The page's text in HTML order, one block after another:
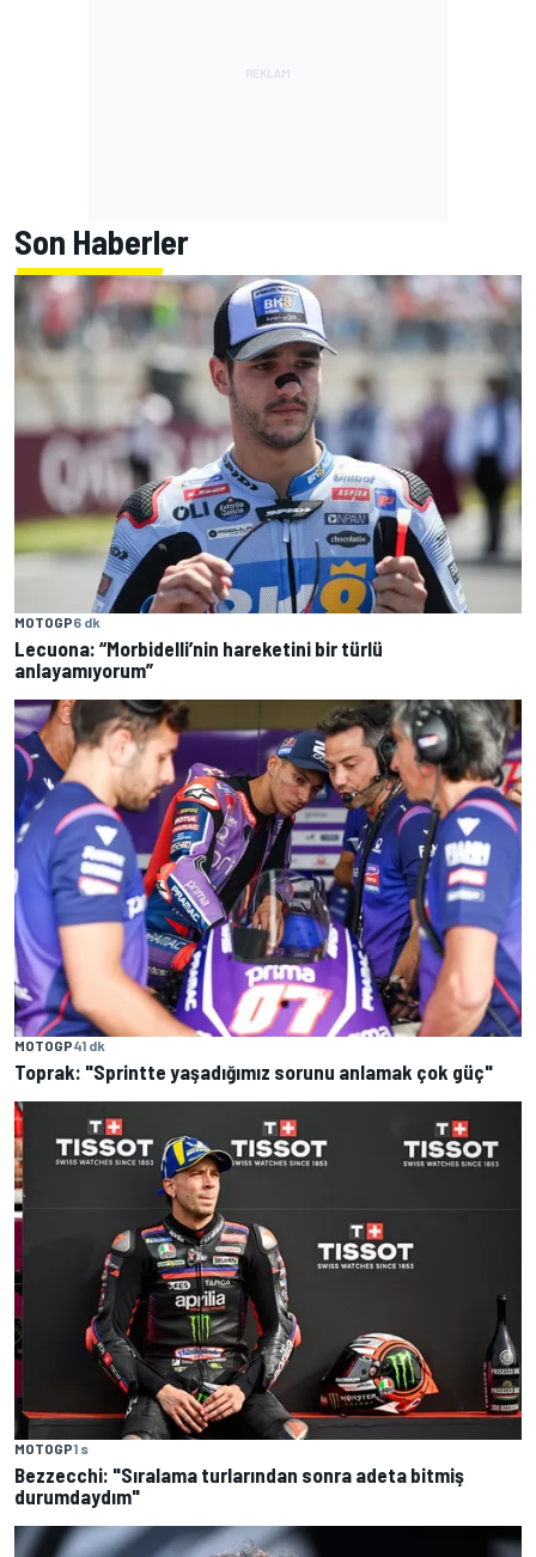
Son Haberler
MOTOGP6 dk
Lecuona: “Morbidelli’nin hareketini bir türlü
anlayamıyorum”
MOTOGP41 dk
Toprak: "Sprintte yaşadığımız sorunu anlamak çok güç"
MOTOGP1 s
Bezzecchi: "Sıralama turlarından sonra adeta bitmiş
durumdaydım"